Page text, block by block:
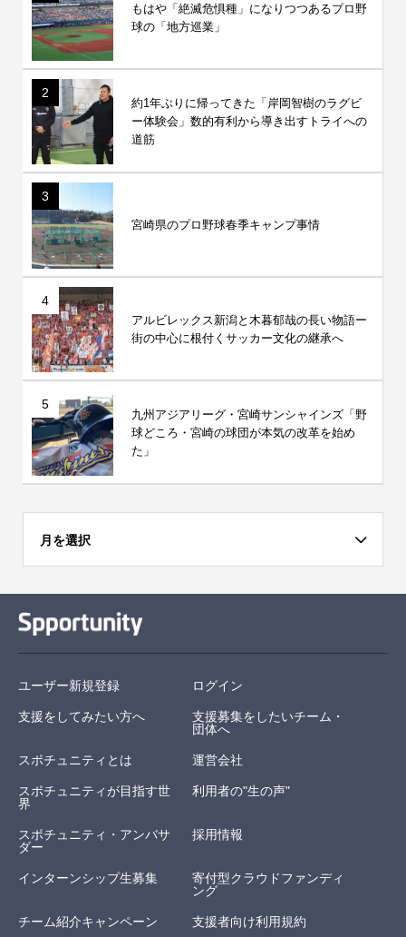
もはや「絶滅危惧種」になりつつあるプロ野
球の「地方巡業」
2
約1年ぶりに帰ってきた「岸岡智樹のラグビ
ー体験会」数的有利から導き出すトライへの
道筋
3
宮崎県のプロ野球春季キャンプ事情
4
アルビレックス新潟と木暮郁哉の長い物語ー
街の中心に根付くサッカー文化の継承へ
5
九州アジアリーグ・宮崎サンシャインズ「野
球どころ・宮崎の球団が本気の改革を始め
た」
月を選択
ユーザー新規登録 ログイン
支援をしてみたい方へ
支援募集をしたいチーム・
団体へ
スポチュニティとは 運営会社
スポチュニティが目指す世
界
利用者の"生の声"
スポチュニティ・アンバサ
ダー
採用情報
インターンシップ生募集
寄付型クラウドファンディ
ング
チーム紹介キャンペーン 支援者向け利用規約